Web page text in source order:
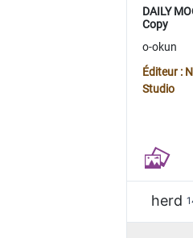
DAILY
Copy
o-okun
Éditeur :
Studio
herd